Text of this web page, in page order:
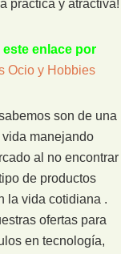
práctica y atractiva!
enlace por
Ocio y Hobbies
son de una
manejando
al no encontrar
de productos
la vida cotidiana .
ofertas para
en tecnología,